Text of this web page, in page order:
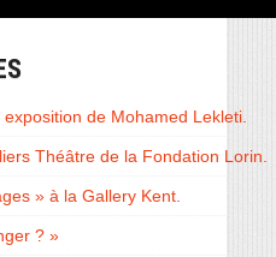
de Mohamed Lekleti.
Théâtre de la Fondation Lorin.
» à la Gallery Kent.
? »